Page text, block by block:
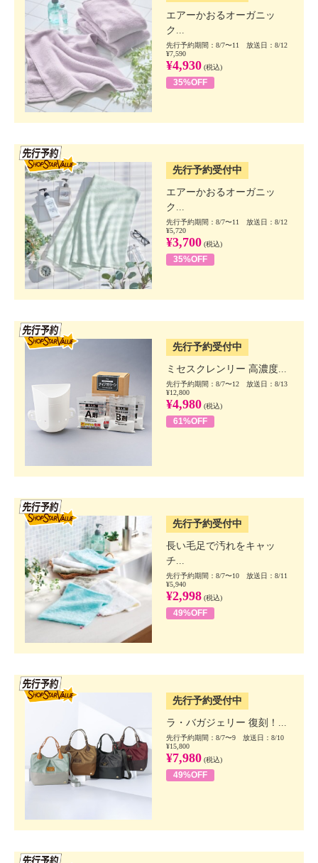
エアーかおるオーガニッ
ク...
先行予約期間：8/7〜11 放送日：8/12
¥7,590
¥4,930 (税込)
35%OFF
先行予約受付中
エアーかおるオーガニッ
ク...
先行予約期間：8/7〜11 放送日：8/12
¥5,720
¥3,700 (税込)
35%OFF
先行予約受付中
ミセスクレンリー 高濃度...
先行予約期間：8/7〜12 放送日：8/13
¥12,800
¥4,980 (税込)
61%OFF
先行予約受付中
長い毛足で汚れをキャッ
チ...
先行予約期間：8/7〜10 放送日：8/11
¥5,940
¥2,998 (税込)
49%OFF
先行予約受付中
ラ・バガジェリー 復刻！...
先行予約期間：8/7〜9 放送日：8/10
¥15,800
¥7,980 (税込)
49%OFF